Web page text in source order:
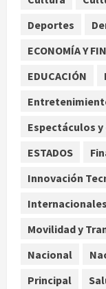
4
Deportes
ECONOMÍA Y
EDUCACIÓN
Espectáculos
ESTADOS
Innovación
Internacionales
Movilidad y
Nacional
Principal